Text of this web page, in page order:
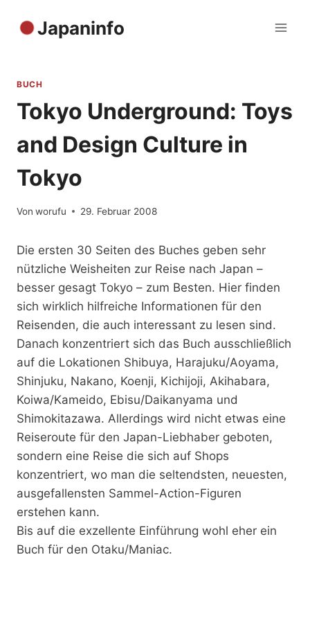
Inhalt
Japaninfo
BUCH
Tokyo Underground: Toys
and Design Culture in
Tokyo
Von worufu 29. Februar 2008
Die ersten 30 Seiten des Buches geben sehr
nützliche Weisheiten zur Reise nach Japan –
besser gesagt Tokyo – zum Besten. Hier finden
sich wirklich hilfreiche Informationen für den
Reisenden, die auch interessant zu lesen sind.
Danach konzentriert sich das Buch ausschließlich
auf die Lokationen Shibuya, Harajuku/Aoyama,
Shinjuku, Nakano, Koenji, Kichijoji, Akihabara,
Koiwa/Kameido, Ebisu/Daikanyama und
Shimokitazawa. Allerdings wird nicht etwas eine
Reiseroute für den Japan-Liebhaber geboten,
sondern eine Reise die sich auf Shops
konzentriert, wo man die seltendsten, neuesten,
ausgefallensten Sammel-Action-Figuren
erstehen kann.
Bis auf die exzellente Einführung wohl eher ein
Buch für den Otaku/Maniac.